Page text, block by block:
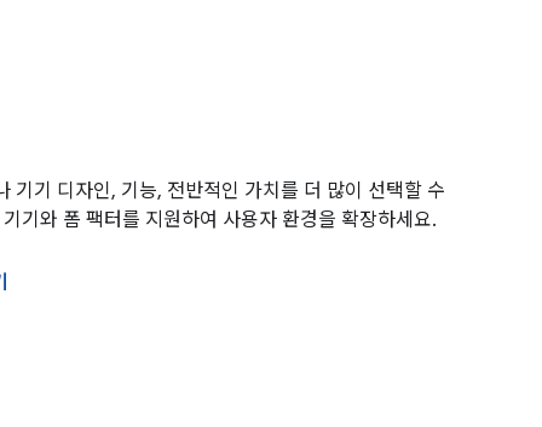
기기 디자인, 기능, 전반적인 가치를 더 많이 선택할 수
기와 폼 팩터를 지원하여 사용자 환경을 확장하세요.